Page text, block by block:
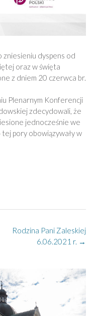
zniesieniu dyspens od
oraz w święta
z dniem 20 czerwca br.
Plenarnym Konferencji
zdecydowali, że
jednocześnie we
pory obowiązywały w
Rodzina Pani Zaleskiej
6.06.2021 r. →